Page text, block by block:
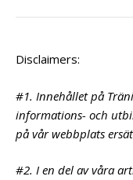
Disclaimers:
#1. Innehållet på
informations- och
på vår webbplats
#2. I en del av våra